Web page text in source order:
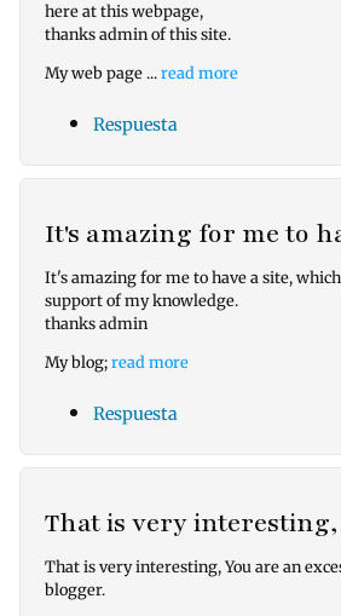
here at this webpage,
thanks admin of this site.
My web page ...read more
Respuesta
It's amazing for me to
It's amazing for me to have a site,
support of my knowledge.
thanks admin
My blog;read more
Respuesta
That is very
That is very interesting, You are an
blogger.